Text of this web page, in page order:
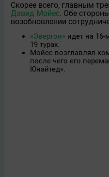
Скорее всего, главным
Дэвид Мойес. Обе
возобновлении
«Эвертон» идет на
19 турах.
Мойес возглавлял
после чего его
Юнайтед».